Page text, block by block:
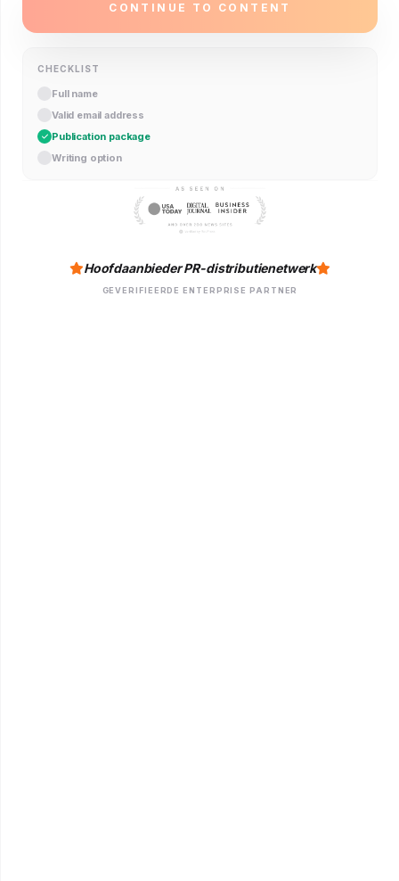
CONTINUE TO CONTENT
CHECKLIST
Full name
Valid email address
Publication package
Writing option
Hoofdaanbieder PR-distributienetwerk
GEVERIFIEERDE ENTERPRISE PARTNER